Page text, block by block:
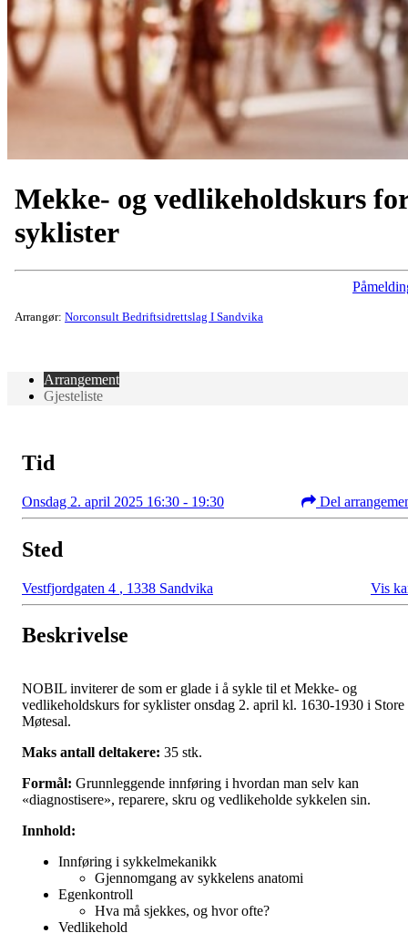
Mekke- og vedlikeholdskurs
syklister
Arrangør: Norconsult Bedriftsidrettslag I Sandvika
Arrangement
Gjesteliste
Tid
Onsdag 2. april 2025 16:30 - 19:30 Del
Sted
Vestfjordgaten 4 , 1338 Sandvika Vis
Beskrivelse
NOBIL inviterer de som er glade i å sykle til et Mekke- og
vedlikeholdskurs for syklister onsdag 2. april kl. 1630-1930 i Store
Møtesal.
Maks antall deltakere: 35 stk.
Formål: Grunnleggende innføring i hvordan man selv kan
«diagnostisere», reparere, skru og vedlikeholde sykkelen sin.
Innhold:
Innføring i sykkelmekanikk
Gjennomgang av sykkelens anatomi
Egenkontroll
Hva må sjekkes, og hvor ofte?
Vedlikehold